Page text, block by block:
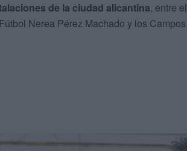
de la ciudad alicantina, entre
Nerea Pérez Machado y los